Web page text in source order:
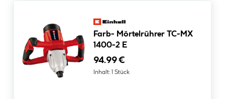
Farb- Mörtelrührer TC-MX
1400-2 E
94.99 €
Inhalt: 1 Stück